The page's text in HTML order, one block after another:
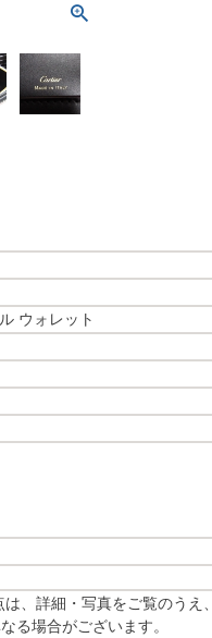
ウォレット
、詳細・写真をご覧のうえ
る場合がございます。